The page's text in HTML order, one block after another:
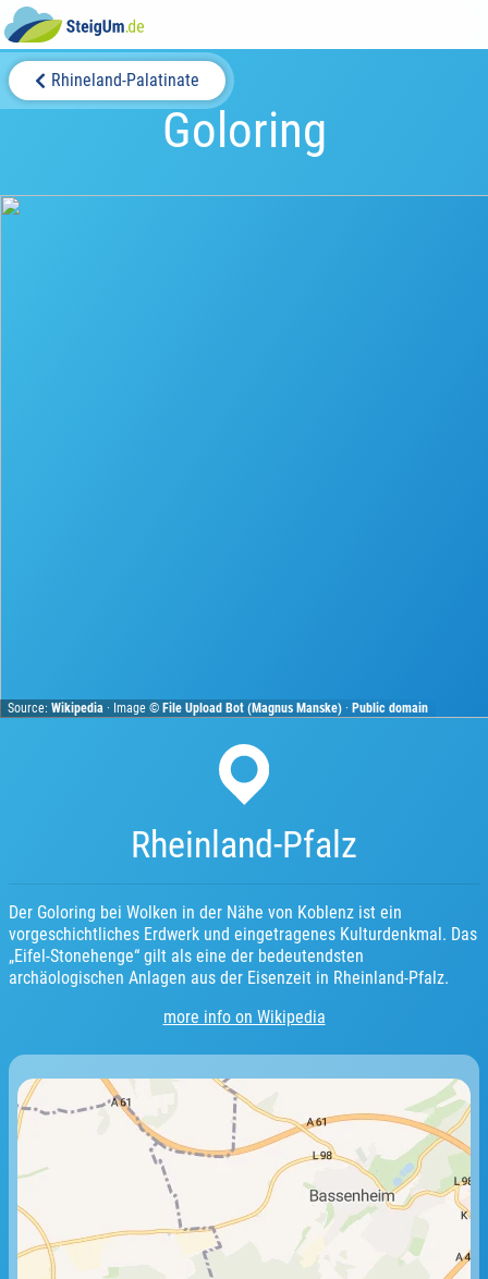
Rhineland-Palatinate
Goloring
Source:Wikipedia · Image ©File Upload Bot (Magnus Manske) ·Public domain
Rheinland-Pfalz
Der Goloring bei Wolken in der Nähe von Koblenz ist ein
vorgeschichtliches Erdwerk und eingetragenes Kulturdenkmal. Das
„Eifel-Stonehenge“ gilt als eine der bedeutendsten
archäologischen Anlagen aus der Eisenzeit in Rheinland-Pfalz.
more info on Wikipedia